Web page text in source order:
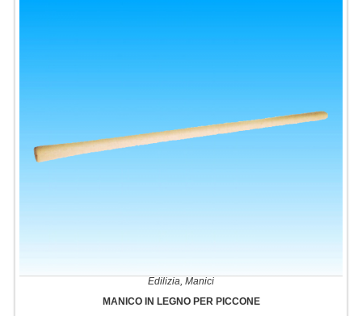
Edilizia Manici
MANICO IN LEGNO PER PICCONE